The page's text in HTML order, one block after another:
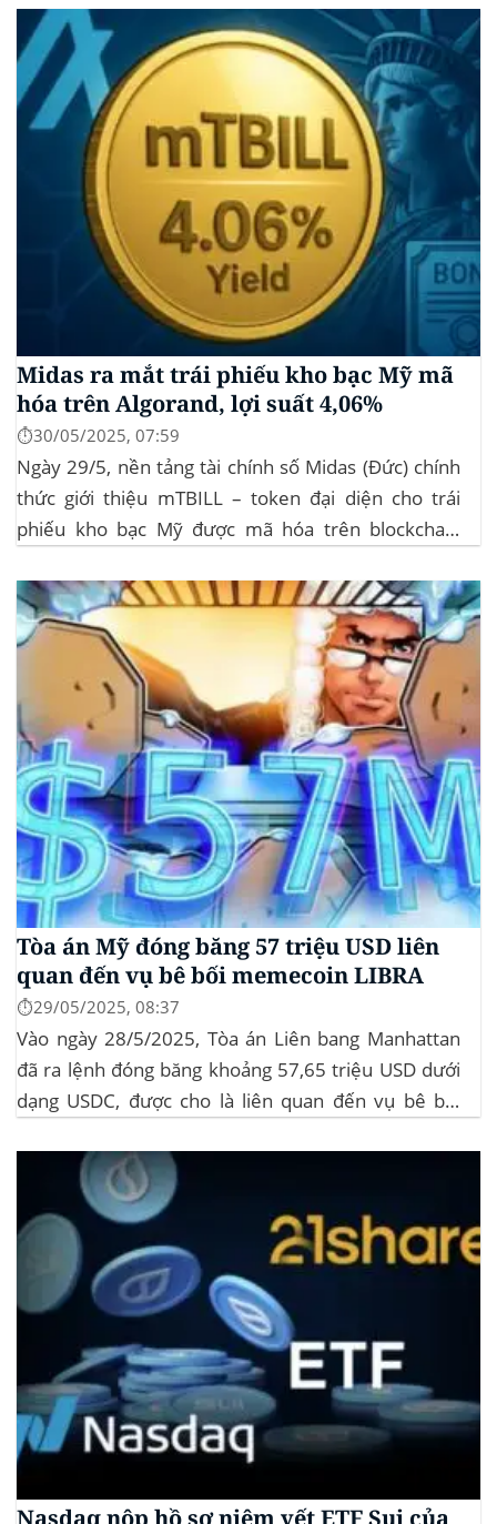
dịch Mỹ (SEC) để xin phê duyệt quỹ ETF Bitcoin...
Midas ra mắt trái phiếu kho bạc Mỹ mã
hóa trên Algorand, lợi suất 4,06%
⏱️30/05/2025, 07:59
Ngày 29/5, nền tảng tài chính số Midas (Đức) chính
thức giới thiệu mTBILL – token đại diện cho trái
phiếu kho bạc Mỹ được mã hóa trên blockchain
không yêu cầu mức đầu tư tối thiểu. mTBILL được
bảo chứng bằng...
Tòa án Mỹ đóng băng 57 triệu USD liên
quan đến vụ bê bối memecoin LIBRA
⏱️29/05/2025, 08:37
Vào ngày 28/5/2025, Tòa án Liên bang Manhattan
đã ra lệnh đóng băng khoảng 57,65 triệu USD dưới
dạng USDC, được cho là liên quan đến vụ bê bối
tập thể do Burwick Law đại diện, cáo buộc các công
Nasdaq nộp hồ sơ niêm yết ETF Sui của